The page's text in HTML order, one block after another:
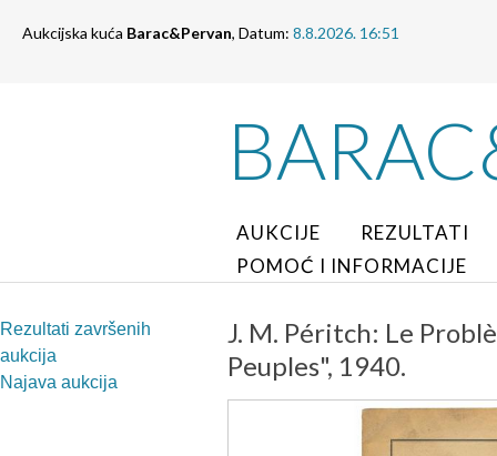
Aukcijska kuća Barac&Pervan, Datum: 8.8.2026. 16:51
AUKCIJE
REZULTATI
POMOĆ I INFORMACIJE
Rezultati završenih
aukcija
Najava aukcija
J. M. Péritch: Le
Peuples", 1940.